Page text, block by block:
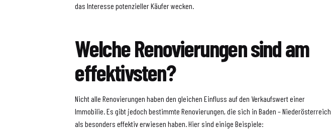
das Interesse potenzieller Käufer wecken.
Welche Renovierungen sind am
effektivsten?
Nicht alle Renovierungen haben den gleichen Einfluss auf den Verkaufswert einer
Immobilie. Es gibt jedoch bestimmte Renovierungen, die sich in Baden – Niederösterreich
als besonders effektiv erwiesen haben. Hier sind einige Beispiele: